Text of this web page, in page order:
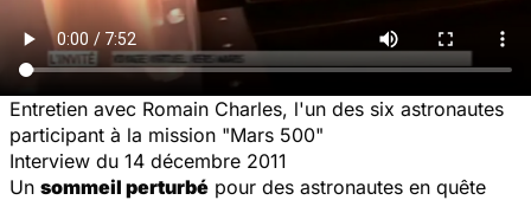
Entretien avec Romain Charles, l'un des six astronautes
participant à la mission "Mars 500"
Interview du 14 décembre 2011
Un sommeil perturbé pour des astronautes en quête